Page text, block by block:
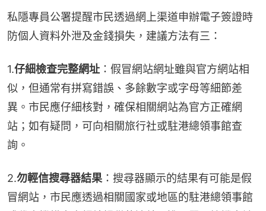
私隱專員公署提醒市民透過網上渠道申辦電子簽證時
防個人資料外泄及金錢損失，建議方法有三：
1.仔細檢查完整網址 ：假冒網站網址雖與官方網站相
似，但通常有拼寫錯誤、多餘數字或字母等細節差
異。市民應仔細核對，確保相關網站為官方正確網
站；如有疑問，可向相關旅行社或駐港總領事館查
詢。
2.勿輕信搜尋器結果 ：搜尋器顯示的結果有可能是假
冒網站，市民應透過相關國家或地區的駐港總領事館